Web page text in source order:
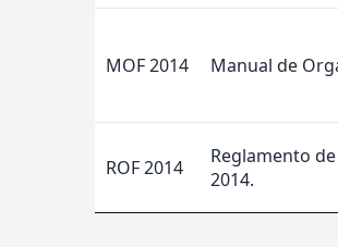
MOF 2014 Manual de
ROF 2014
Reglamento
2014.